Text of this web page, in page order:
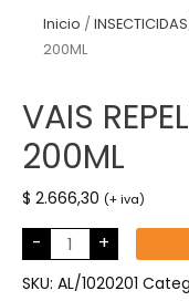
Inicio /
200ML
VAIS
200ML
$ 2.666,30 (+ iva)
- VAIS
REPELENTE
SPRAY
200ML
cantidad
+
SKU: AL/1020201